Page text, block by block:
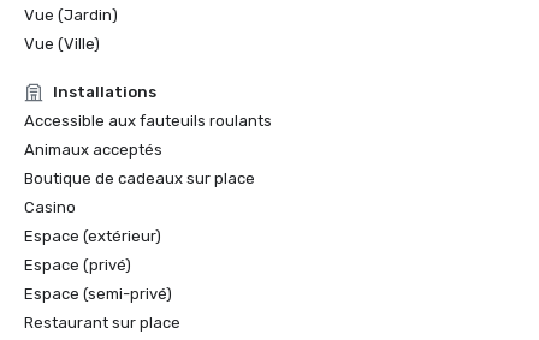
Vue (Jardin)
Vue (Ville)
Installations
Accessible aux fauteuils roulants
Animaux acceptés
Boutique de cadeaux sur place
Casino
Espace (extérieur)
Espace (privé)
Espace (semi-privé)
Restaurant sur place